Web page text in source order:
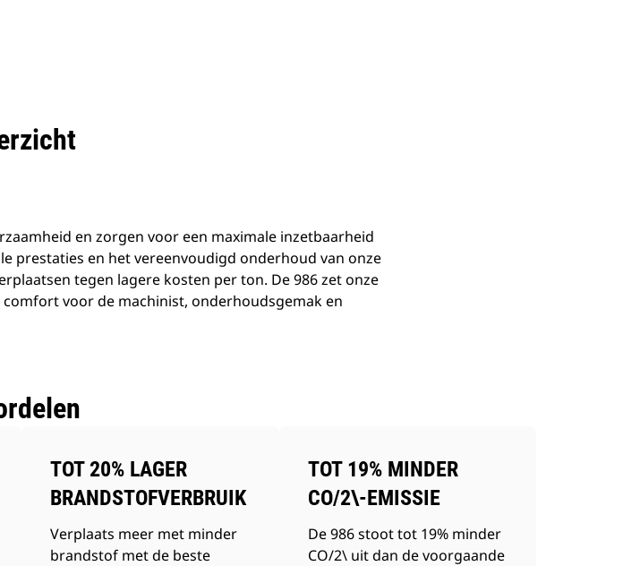
en zorgen voor een maximale inzetbaarheid
prestaties en het vereenvoudigd onderhoud van onze
tegen lagere kosten per ton. De 986 zet onze
voor de machinist, onderhoudsgemak en
TOT 20% LAGER
BRANDSTOFVERBRUIK
Verplaats meer met minder
brandstof met de beste
TOT 19% MINDER
CO/2\-EMISSIE
De 986 stoot tot 19% minder
CO/2\ uit dan de voorgaande